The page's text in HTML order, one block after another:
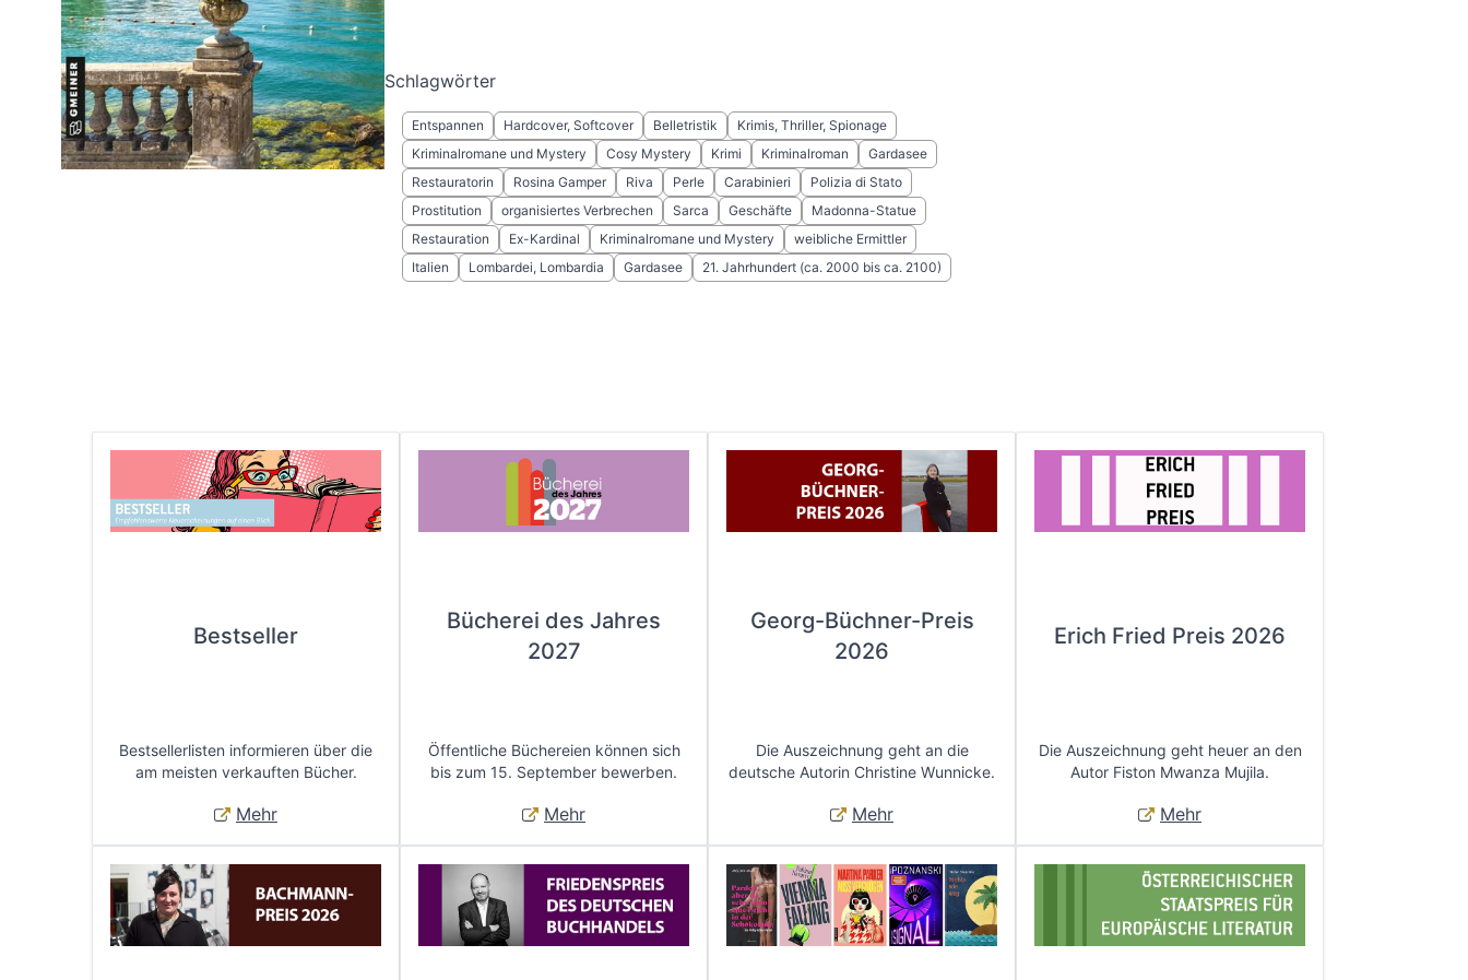
Schlagwörter
Entspannen Hardcover, Softcover Belletristik
Krimis, Thriller, Spionage
Kriminalromane und Mystery
Cosy Mystery Krimi Kriminalroman
Gardasee
Restauratorin
Rosina Gamper Riva Perle Carabinieri
Polizia di Stato
Prostitution
organisiertes Verbrechen Sarca Geschäfte
Madonna-Statue
Restauration
Ex-Kardinal Kriminalromane und Mystery
weibliche Ermittler
Italien
Lombardei, Lombardia Gardasee 21. Jahrhundert (ca. 2000 bis ca. 2100)
Bestseller
Bestsellerlisten informieren über die
am meisten verkauften Bücher.
Mehr
Bücherei des Jahres
2027
Öffentliche Büchereien können sich
bis zum 15. September bewerben.
Mehr
Georg-Büchner-Preis
2026
Die Auszeichnung geht an die
deutsche Autorin Christine Wunnicke.
Mehr
Erich Fried Preis 2026
Die Auszeichnung geht heuer an den
Autor Fiston Mwanza Mujila.
Mehr